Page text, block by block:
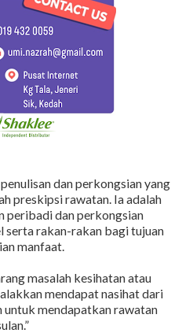
dan perkongsian yang
preskipsi rawatan. Ia adalah
peribadi dan perkongsian
rakan-rakan bagi tujuan
manfaat.
masalah kesihatan atau
mendapat nasihat dari
mendapatkan rawatan